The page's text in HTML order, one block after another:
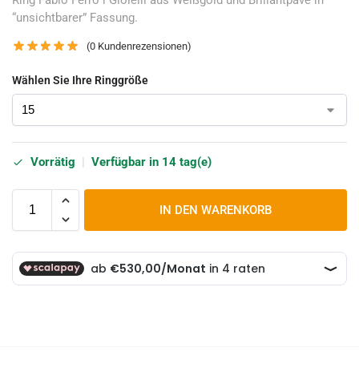
“unsichtbarer” Fassung.
(0 Kundenrezensionen)
Wählen Sie Ihre Ringgröße
Vorrätig | Verfügbar in 14 tag(e)
IN DEN WARENKORB